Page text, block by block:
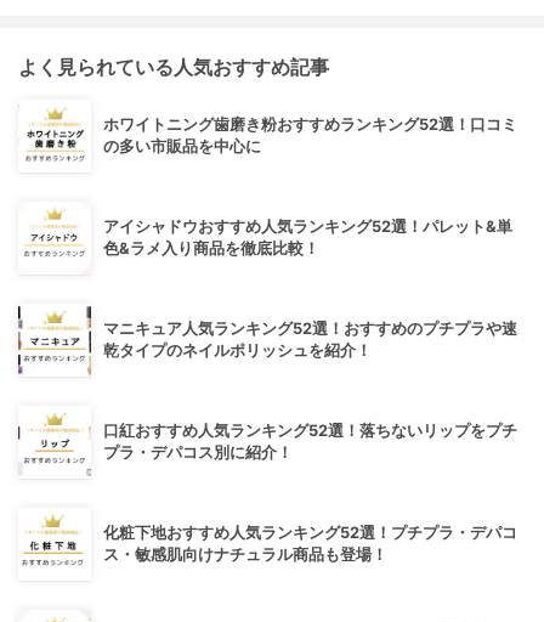
よく見られている人気おすすめ記事
ホワイトニング歯磨き粉おすすめランキング52選！口コミ
の多い市販品を中心に
アイシャドウおすすめ人気ランキング52選！パレット&単
色&ラメ入り商品を徹底比較！
マニキュア人気ランキング52選！おすすめのプチプラや速
乾タイプのネイルポリッシュを紹介！
口紅おすすめ人気ランキング52選！落ちないリップをプチ
プラ・デパコス別に紹介！
化粧下地おすすめ人気ランキング52選！プチプラ・デパコ
ス・敏感肌向けナチュラル商品も登場！